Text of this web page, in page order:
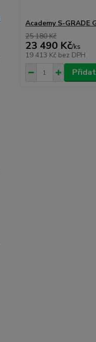
Academy S-GRADE
25 180 Kč
23 490 Kč/ks
19 413 Kč bez DPH